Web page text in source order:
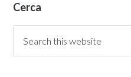
Cerca